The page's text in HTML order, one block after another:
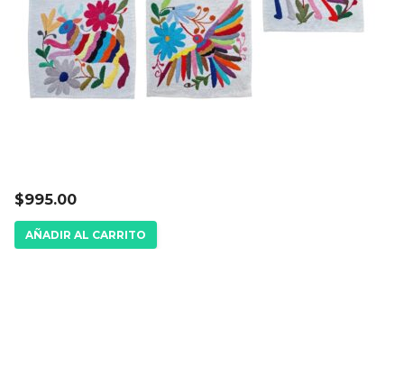
$995.00
AÑADIR AL CARRITO